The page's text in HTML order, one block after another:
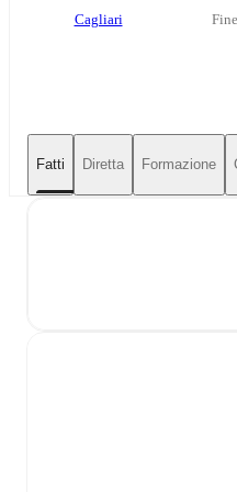
Cagliari
Fatti Diretta Formazione